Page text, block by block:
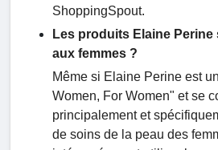
ShoppingSpout.
Les produits Elaine
aux femmes ?
Même si Elaine Perine est
Women, For Women" et se
principalement et
de soins de la peau des